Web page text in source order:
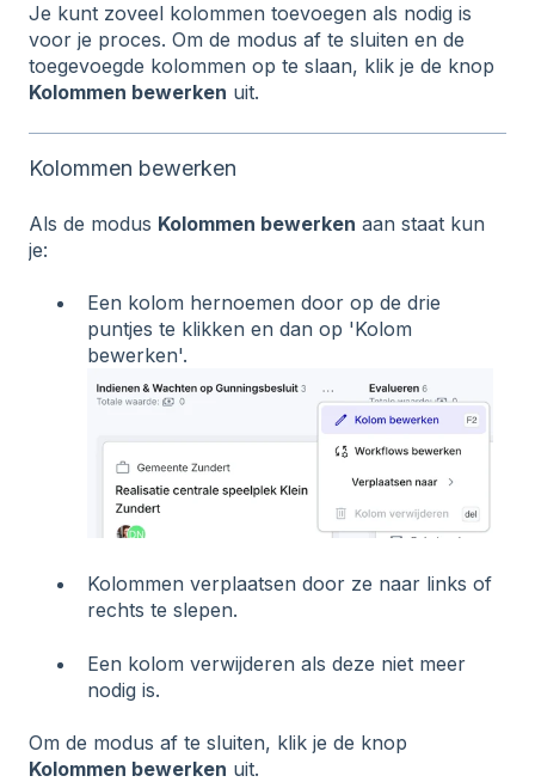
Je kunt zoveel kolommen toevoegen als nodig is
voor je proces. Om de modus af te sluiten en de
toegevoegde kolommen op te slaan, klik je de knop
Kolommen bewerken uit.
Kolommen bewerken
Als de modus Kolommen bewerken aan staat kun
je:
Een kolom hernoemen door op de drie
puntjes te klikken en dan op 'Kolom
bewerken'.
Kolommen verplaatsen door ze naar links of
rechts te slepen.
Een kolom verwijderen als deze niet meer
nodig is.
Om de modus af te sluiten, klik je de knop
Kolommen bewerken uit.